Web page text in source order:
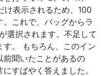
け表示されるため、100
これで、バッグからラ
選択されます。不足して
す。 もちろん、このイン
前聞いたことがあるの
すばやく答えました。